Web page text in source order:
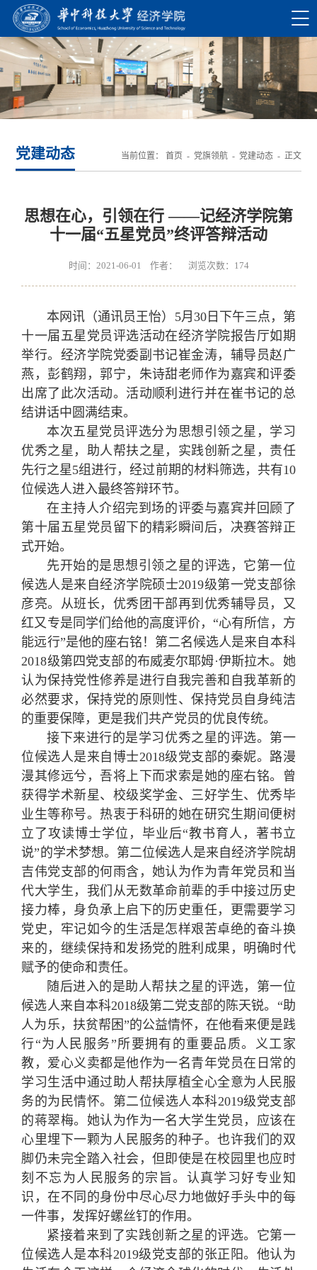
党建动态 当前位置： 首页 - 党旗领航- 党建动态- 正文
思想在心，引领在行 ——记经济学院第
十一届“五星党员”终评答辩活动
时间：2021-06-01 作者： 浏览次数： 174
本网讯（通讯员王怡）5月30日下午三点，第
十一届五星党员评选活动在经济学院报告厅如期
举行。经济学院党委副书记崔金涛，辅导员赵广
燕，彭鹤翔，郭宁，朱诗甜老师作为嘉宾和评委
出席了此次活动。活动顺利进行并在崔书记的总
结讲话中圆满结束。
本次五星党员评选分为思想引领之星，学习
优秀之星，助人帮扶之星，实践创新之星，责任
先行之星5组进行，经过前期的材料筛选，共有10
位候选人进入最终答辩环节。
在主持人介绍完到场的评委与嘉宾并回顾了
第十届五星党员留下的精彩瞬间后，决赛答辩正
式开始。
先开始的是思想引领之星的评选，它第一位
候选人是来自经济学院硕士2019级第一党支部徐
彦亮。从班长，优秀团干部再到优秀辅导员，又
红又专是同学们给他的高度评价，“心有所信，方
能远行”是他的座右铭！第二名候选人是来自本科
2018级第四党支部的布威麦尔耶姆·伊斯拉木。她
认为保持党性修养是进行自我完善和自我革新的
必然要求，保持党的原则性、保持党员自身纯洁
的重要保障，更是我们共产党员的优良传统。
接下来进行的是学习优秀之星的评选。第一
位候选人是来自博士2018级党支部的秦妮。路漫
漫其修远兮，吾将上下而求索是她的座右铭。曾
获得学术新星、校级奖学金、三好学生、优秀毕
业生等称号。热衷于科研的她在研究生期间便树
立了攻读博士学位，毕业后“教书育人，著书立
说”的学术梦想。第二位候选人是来自经济学院胡
吉伟党支部的何雨含，她认为作为青年党员和当
代大学生，我们从无数革命前辈的手中接过历史
接力棒，身负承上启下的历史重任，更需要学习
党史，牢记如今的生活是怎样艰苦卓绝的奋斗换
来的，继续保持和发扬党的胜利成果，明确时代
赋予的使命和责任。
随后进入的是助人帮扶之星的评选，第一位
候选人来自本科2018级第二党支部的陈天锐。“助
人为乐，扶贫帮困”的公益情怀，在他看来便是践
行“为人民服务”所要拥有的重要品质。义工家
教，爱心义卖都是他作为一名青年党员在日常的
学习生活中通过助人帮扶厚植全心全意为人民服
务的为民情怀。第二位候选人本科2019级党支部
的蒋翠梅。她认为作为一名大学生党员，应该在
心里埋下一颗为人民服务的种子。也许我们的双
脚仍未完全踏入社会，但即使是在校园里也应时
刻不忘为人民服务的宗旨。认真学习好专业知
识，在不同的身份中尽心尽力地做好手头中的每
一件事，发挥好螺丝钉的作用。
紧接着来到了实践创新之星的评选。它第一
位候选人是本科2019级党支部的张正阳。他认为